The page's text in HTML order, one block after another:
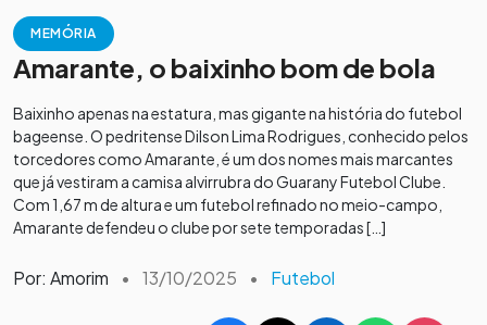
MEMÓRIA
Amarante, o baixinho bom de bola
Baixinho apenas na estatura, mas gigante na história do futebol
bageense. O pedritense Dilson Lima Rodrigues, conhecido pelos
torcedores como Amarante, é um dos nomes mais marcantes
que já vestiram a camisa alvirrubra do Guarany Futebol Clube.
Com 1,67 m de altura e um futebol refinado no meio-campo,
Amarante defendeu o clube por sete temporadas […]
Por: Amorim • 13/10/2025 • Futebol